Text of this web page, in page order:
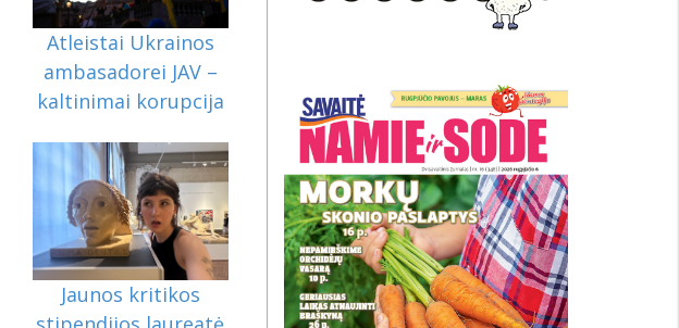
Atleistai Ukrainos
ambasadorei JAV –
kaltinimai korupcija
Jaunos kritikos